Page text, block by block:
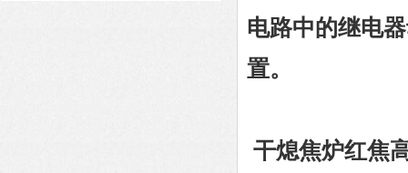
电路中的继电
置。
干熄焦炉红焦